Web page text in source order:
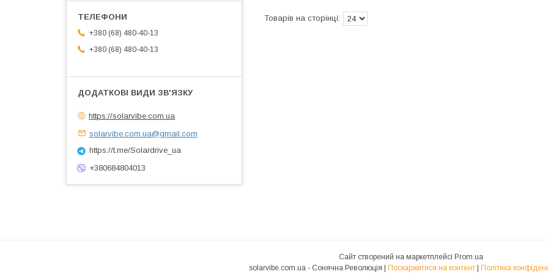
+380 (68) 480-40-13
+380 (68) 480-40-13
https://solarvibe.com.ua
solarvibe.com.ua@gmail.com
https://t.me/Solardrive_ua
+380684804013
Сайт створений на маркетплейсі Prom.ua
Поскаржитися на контент Політика